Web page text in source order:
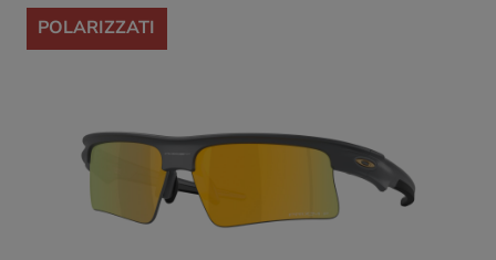
-35%
POLARIZZATI